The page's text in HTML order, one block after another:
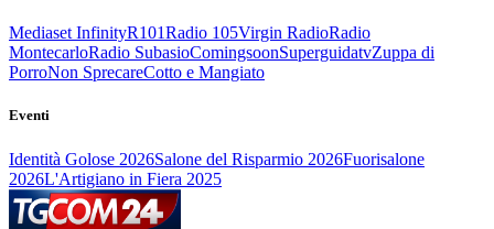
Mediaset InfinityR101Radio 105Virgin RadioRadio
MontecarloRadio SubasioComingsoonSuperguidatvZuppa di
PorroNon SprecareCotto e Mangiato
Eventi
Identità Golose 2026Salone del Risparmio 2026Fuorisalone
2026L'Artigiano in Fiera 2025